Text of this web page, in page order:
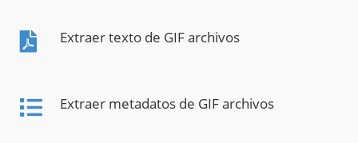
Extraer texto de GIF archivos
Extraer metadatos de GIF archivos